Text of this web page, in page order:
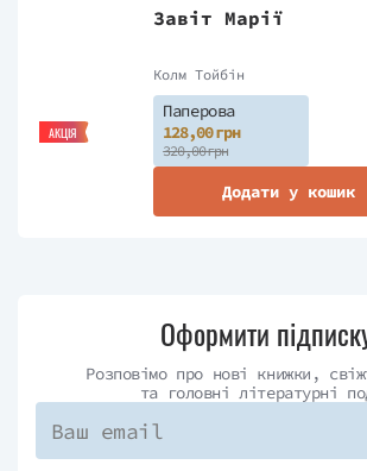
АКЦІЯ
Завіт Марії
Колм Тойбін
Паперова
128,00 грн
320,00 грн
Додати у кошик
Оформити
Розповімо про нові книжки,
та головні літературні